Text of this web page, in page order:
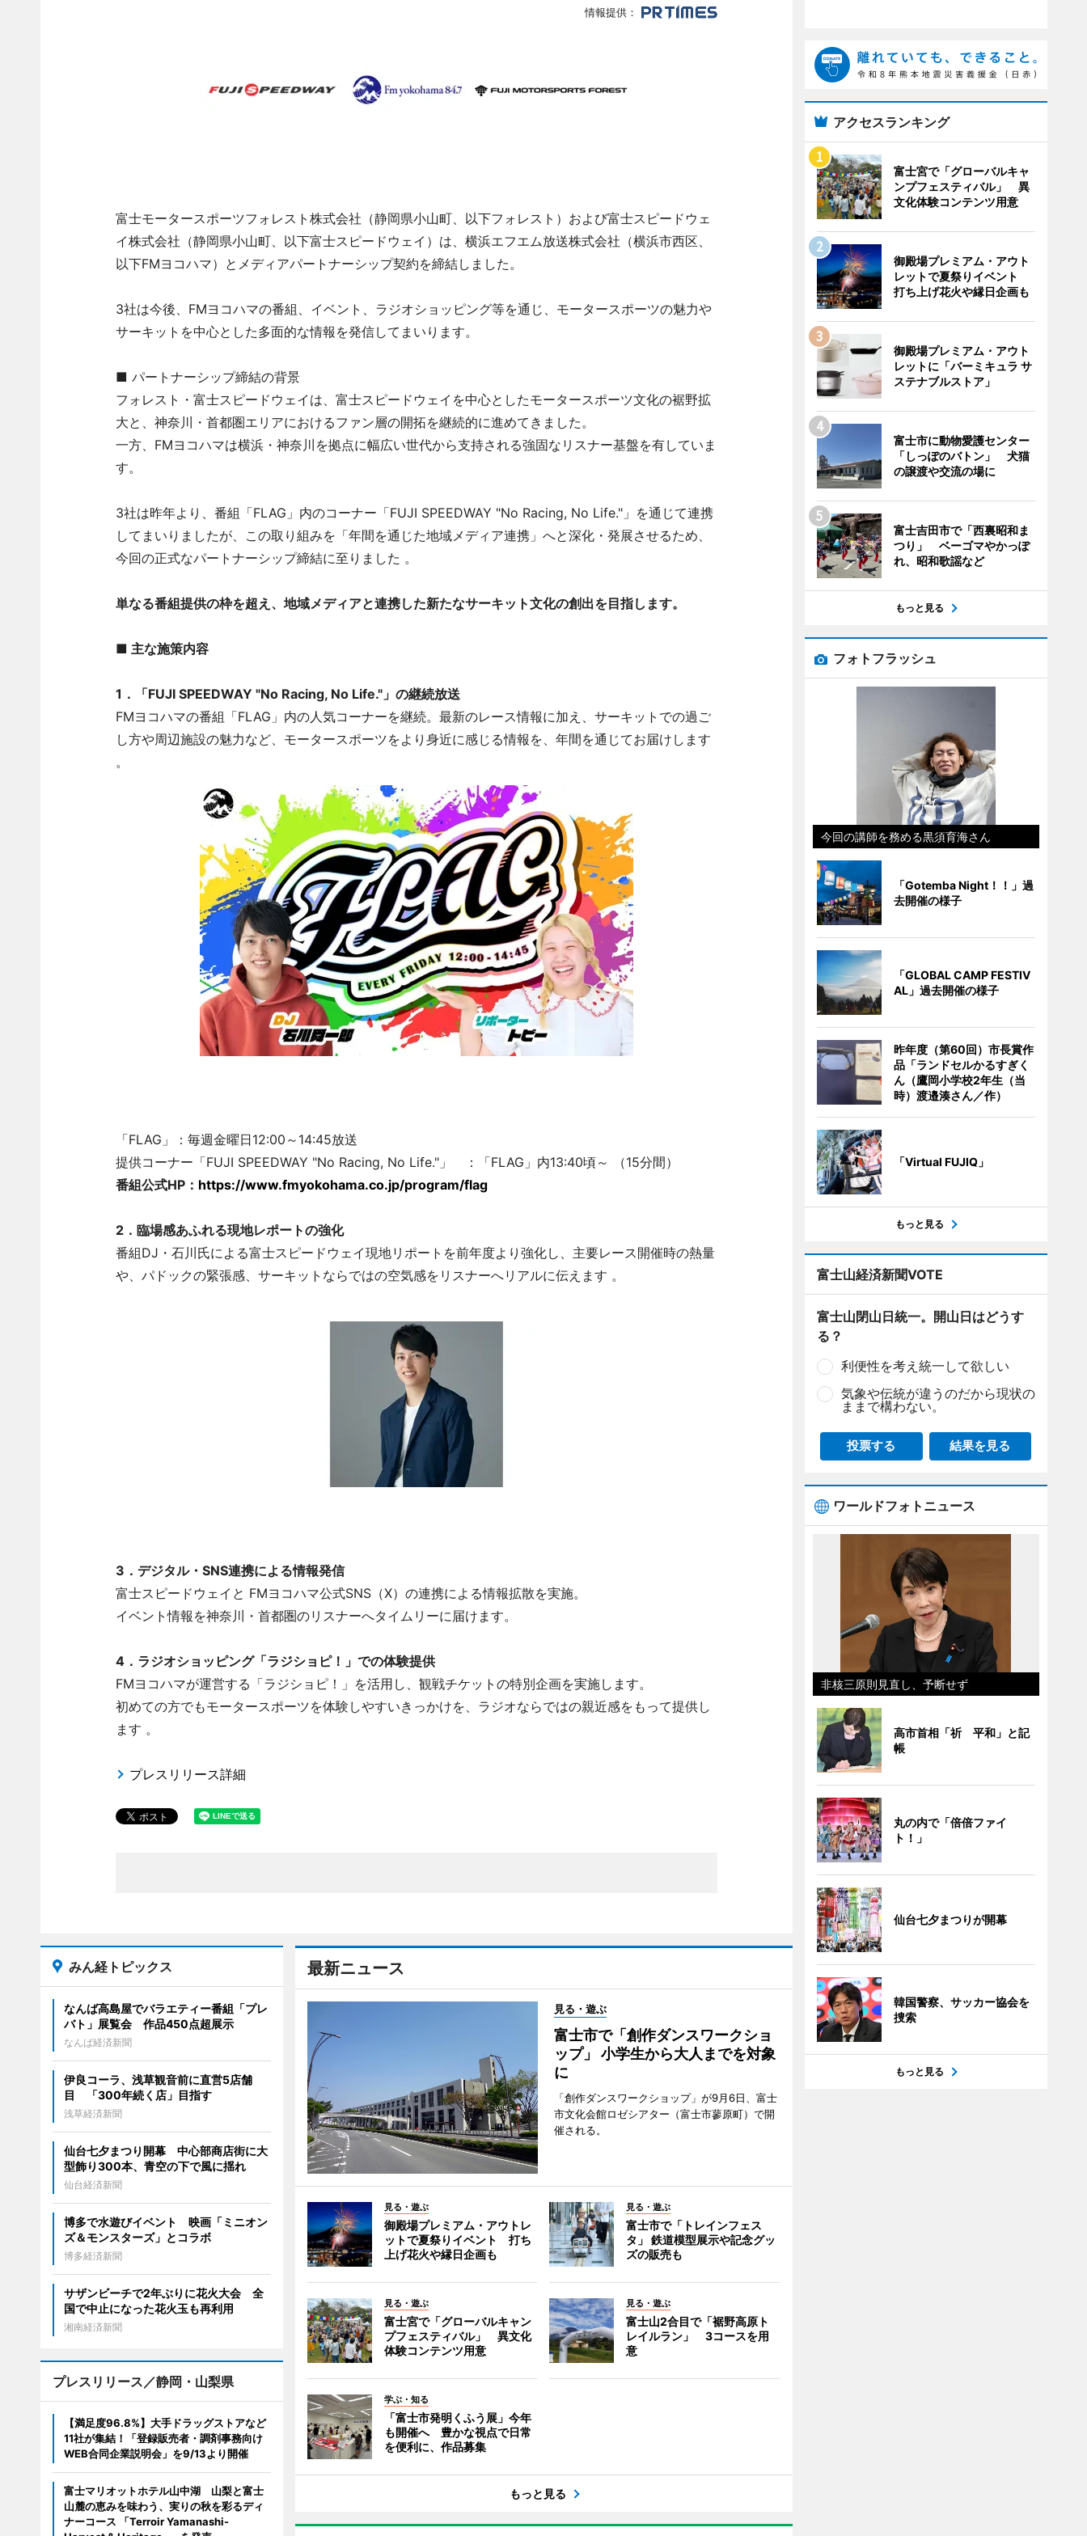
情報提供：
富士モータースポーツフォレスト株式会社（静岡県小山町、以下フォレスト）および富士スピードウェ
イ株式会社（静岡県小山町、以下富士スピードウェイ）は、横浜エフエム放送株式会社（横浜市西区、
以下FMヨコハマ）とメディアパートナーシップ契約を締結しました。
3社は今後、FMヨコハマの番組、イベント、ラジオショッピング等を通じ、モータースポーツの魅力や
サーキットを中心とした多面的な情報を発信してまいります。
■ パートナーシップ締結の背景
フォレスト・富士スピードウェイは、富士スピードウェイを中心としたモータースポーツ文化の裾野拡
大と、神奈川・首都圏エリアにおけるファン層の開拓を継続的に進めてきました。
一方、FMヨコハマは横浜・神奈川を拠点に幅広い世代から支持される強固なリスナー基盤を有していま
す。
3社は昨年より、番組「FLAG」内のコーナー「FUJI SPEEDWAY "No Racing, No Life."」を通じて連携
してまいりましたが、この取り組みを「年間を通じた地域メディア連携」へと深化・発展させるため、
今回の正式なパートナーシップ締結に至りました 。
単なる番組提供の枠を超え、地域メディアと連携した新たなサーキット文化の創出を目指します。
■ 主な施策内容
1．「FUJI SPEEDWAY "No Racing, No Life."」の継続放送
FMヨコハマの番組「FLAG」内の人気コーナーを継続。最新のレース情報に加え、サーキットでの過ご
し方や周辺施設の魅力など、モータースポーツをより身近に感じる情報を、年間を通じてお届けします
。
「FLAG」：毎週金曜日12:00～14:45放送
提供コーナー「FUJI SPEEDWAY "No Racing, No Life."」 ：「FLAG」内13:40頃～ （15分間）
番組公式HP： https://www.fmyokohama.co.jp/program/flag
2．臨場感あふれる現地レポートの強化
番組DJ・石川氏による富士スピードウェイ現地リポートを前年度より強化し、主要レース開催時の熱量
や、パドックの緊張感、サーキットならではの空気感をリスナーへリアルに伝えます 。
3．デジタル・SNS連携による情報発信
富士スピードウェイと FMヨコハマ公式SNS（X）の連携による情報拡散を実施。
イベント情報を神奈川・首都圏のリスナーへタイムリーに届けます。
4．ラジオショッピング「ラジショピ！」での体験提供
FMヨコハマが運営する「ラジショピ！」を活用し、観戦チケットの特別企画を実施します。
初めての方でもモータースポーツを体験しやすいきっかけを、ラジオならではの親近感をもって提供し
ます 。
プレスリリース詳細
最新ニュース
見る・遊ぶ
富士市で「創作ダンスワークショ
ップ」 小学生から大人までを対象
に
「創作ダンスワークショップ」が9月6日、富士
市文化会館ロゼシアター（富士市蓼原町）で開
催される。
見る・遊ぶ
御殿場プレミアム・アウトレ
ットで夏祭りイベント 打ち
上げ花火や縁日企画も
見る・遊ぶ
富士市で「トレインフェス
タ」 鉄道模型展示や記念グッ
ズの販売も
見る・遊ぶ
富士宮で「グローバルキャン
プフェスティバル」 異文化
体験コンテンツ用意
見る・遊ぶ
富士山2合目で「裾野高原ト
レイルラン」 3コースを用
意
学ぶ・知る
「富士市発明くふう展」今年
も開催へ 豊かな視点で日常
を便利に、作品募集
もっと見る
みん経トピックス
なんば高島屋でバラエティー番組「プレ
バト」展覧会 作品450点超展示
なんば経済新聞
伊良コーラ、浅草観音前に直営5店舗
目 「300年続く店」目指す
浅草経済新聞
仙台七夕まつり開幕 中心部商店街に大
型飾り300本、青空の下で風に揺れ
仙台経済新聞
博多で水遊びイベント 映画「ミニオン
ズ＆モンスターズ」とコラボ
博多経済新聞
サザンビーチで2年ぶりに花火大会 全
国で中止になった花火玉も再利用
湘南経済新聞
プレスリリース／静岡・山梨県
【満足度96.8%】大手ドラッグストアなど
11社が集結！「登録販売者・調剤事務向け
WEB合同企業説明会」を9/13より開催
富士マリオットホテル山中湖 山梨と富士
山麓の恵みを味わう、実りの秋を彩るディ
ナーコース 「Terroir Yamanashi-
アクセスランキング
富士宮で「グローバルキャ
ンプフェスティバル」 異
文化体験コンテンツ用意
御殿場プレミアム・アウト
レットで夏祭りイベント
打ち上げ花火や縁日企画も
御殿場プレミアム・アウト
レットに「バーミキュラ サ
ステナブルストア」
富士市に動物愛護センター
「しっぽのバトン」 犬猫
の譲渡や交流の場に
富士吉田市で「西裏昭和ま
つり」 ベーゴマやかっぽ
れ、昭和歌謡など
もっと見る
フォトフラッシュ
今回の講師を務める黒須育海さん
「Gotemba Night！！」過
去開催の様子
「GLOBAL CAMP FESTIV
AL」過去開催の様子
昨年度（第60回）市長賞作
品「ランドセルかるすぎく
ん（鷹岡小学校2年生（当
時）渡邉湊さん／作）
「Virtual FUJIQ」
もっと見る
富士山経済新聞VOTE
富士山閉山日統一。開山日はどうす
る？
利便性を考え統一して欲しい
気象や伝統が違うのだから現状の
ままで構わない。
投票する 結果を見る
ワールドフォトニュース
非核三原則見直し、予断せず
高市首相「祈 平和」と記
帳
丸の内で「倍倍ファイ
ト！」
仙台七夕まつりが開幕
韓国警察、サッカー協会を
捜索
もっと見る